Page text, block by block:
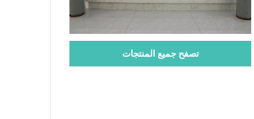
تصفح جميع المنتجات